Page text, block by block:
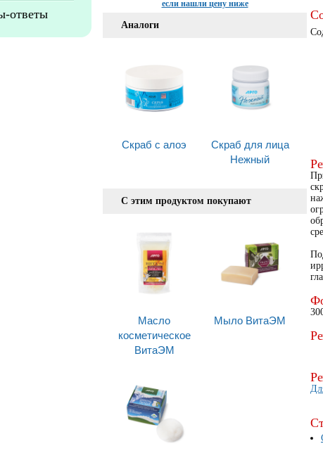
ответы
если нашли цену ниже
Аналоги
Скраб с алоэ
Скраб для лица
Нежный
С этим продуктом покупают
Масло
косметическое
ВитаЭМ
Мыло ВитаЭМ